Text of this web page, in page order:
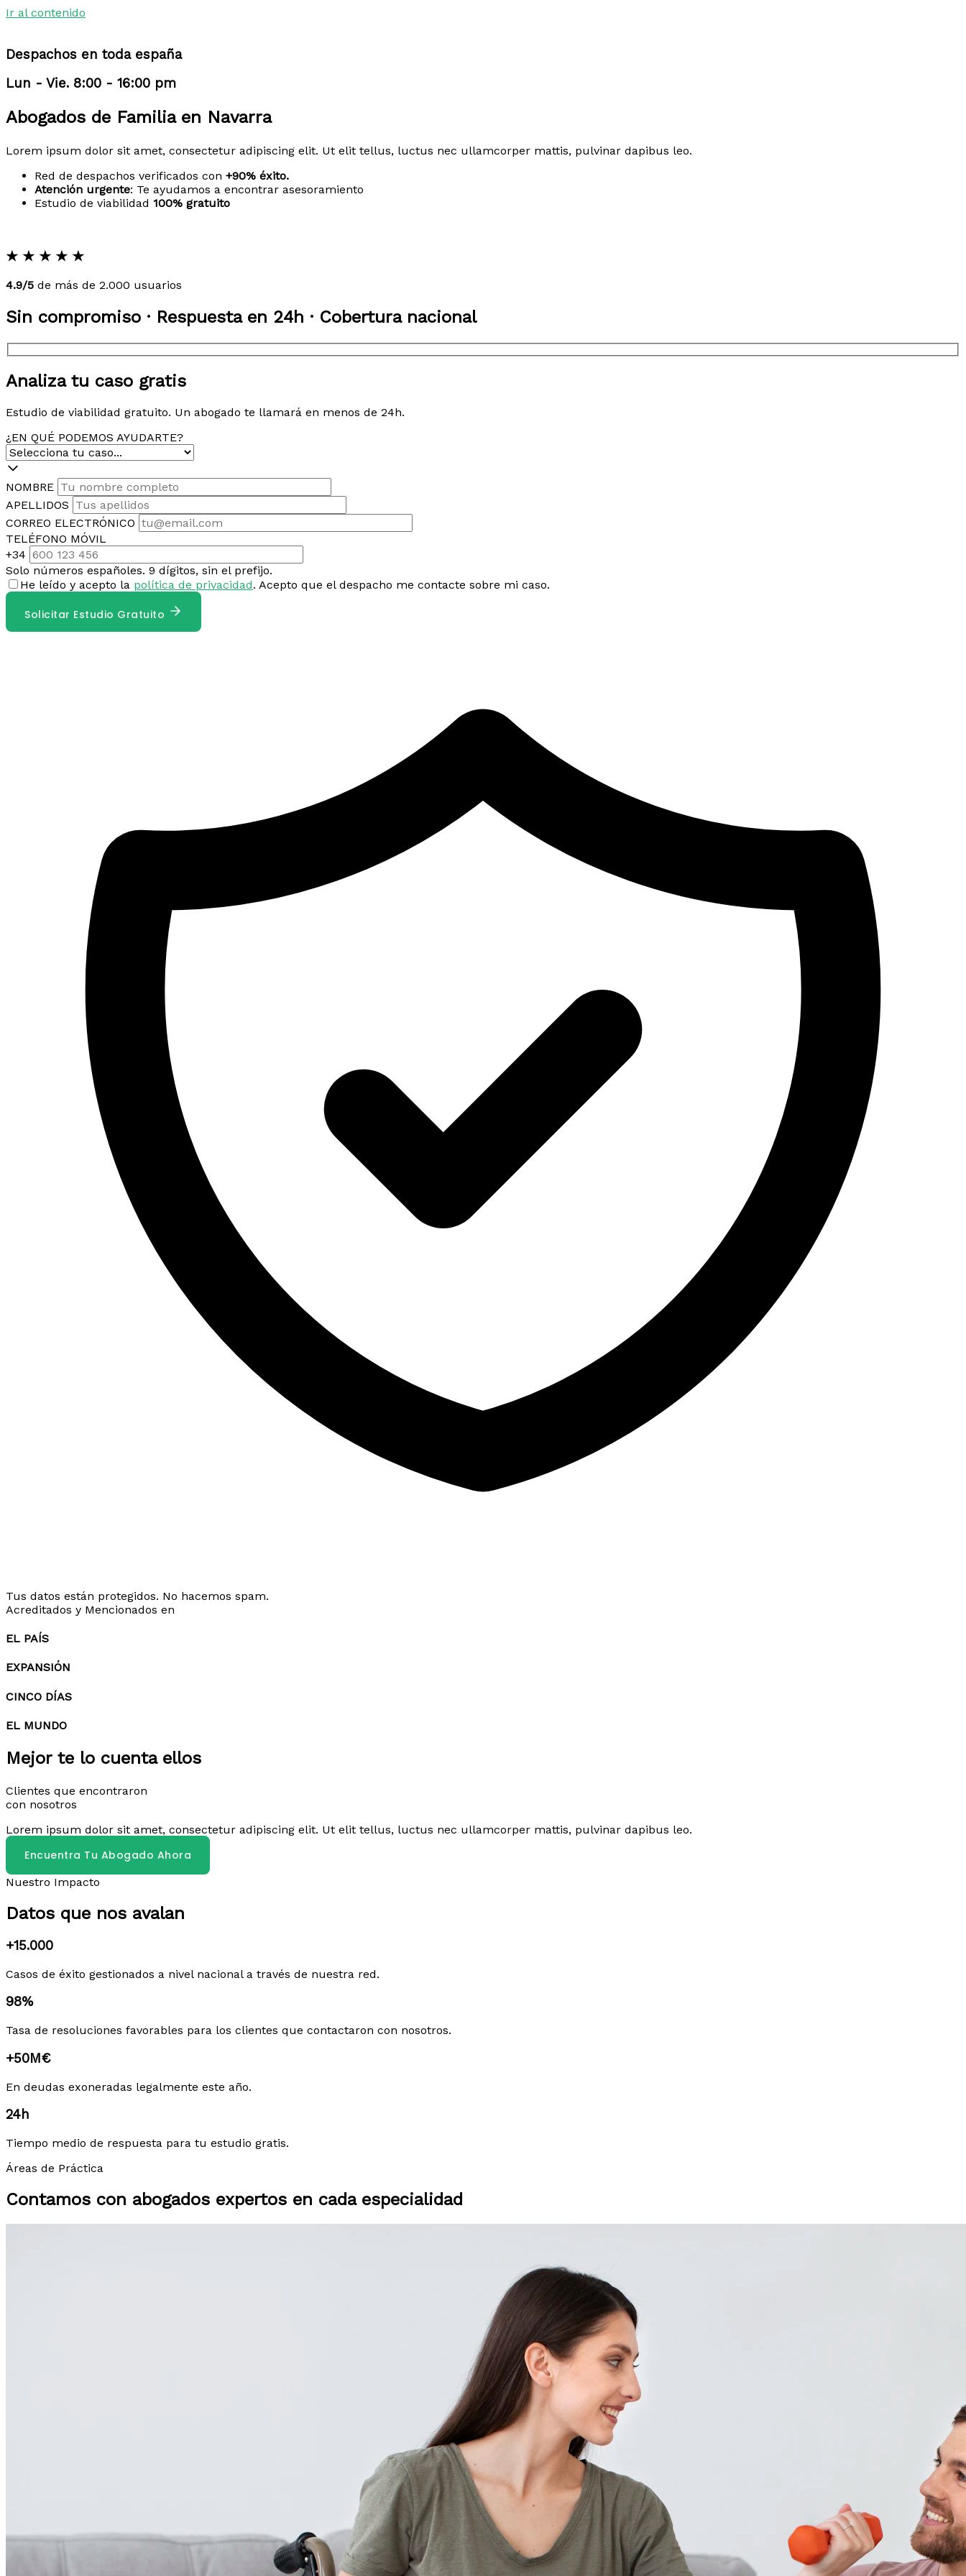
Ir al contenido
Despachos en toda españa
Lun - Vie. 8:00 - 16:00 pm
Abogados de Familia en Navarra
Lorem ipsum dolor sit amet, consectetur adipiscing elit. Ut elit tellus, luctus nec ullamcorper mattis, pulvinar dapibus leo.
Red de despachos verificados con +90% éxito.
Atención urgente: Te ayudamos a encontrar asesoramiento
Estudio de viabilidad 100% gratuito
★ ★ ★ ★ ★
4.9/5 de más de 2.000 usuarios
Sin compromiso · Respuesta en 24h · Cobertura nacional
Analiza tu caso gratis
Estudio de viabilidad gratuito. Un abogado te llamará en menos de 24h.
¿EN QUÉ PODEMOS AYUDARTE?
NOMBRE
APELLIDOS
CORREO ELECTRÓNICO
TELÉFONO MÓVIL
+34
Solo números españoles. 9 dígitos, sin el prefijo.
He leído y acepto la política de privacidad. Acepto que el despacho me contacte sobre mi caso.
Solicitar Estudio Gratuito
Tus datos están protegidos. No hacemos spam.
Acreditados y Mencionados en
EL PAÍS
EXPANSIÓN
CINCO DÍAS
EL MUNDO
Mejor te lo cuenta ellos
Clientes que encontraron
con nosotros
Lorem ipsum dolor sit amet, consectetur adipiscing elit. Ut elit tellus, luctus nec ullamcorper mattis, pulvinar dapibus leo.
Encuentra Tu Abogado Ahora
Nuestro Impacto
Datos que nos avalan
+15.000
Casos de éxito gestionados a nivel nacional a través de nuestra red.
98%
Tasa de resoluciones favorables para los clientes que contactaron con nosotros.
+50M€
En deudas exoneradas legalmente este año.
24h
Tiempo medio de respuesta para tu estudio gratis.
Áreas de Práctica
Contamos con abogados expertos en cada especialidad